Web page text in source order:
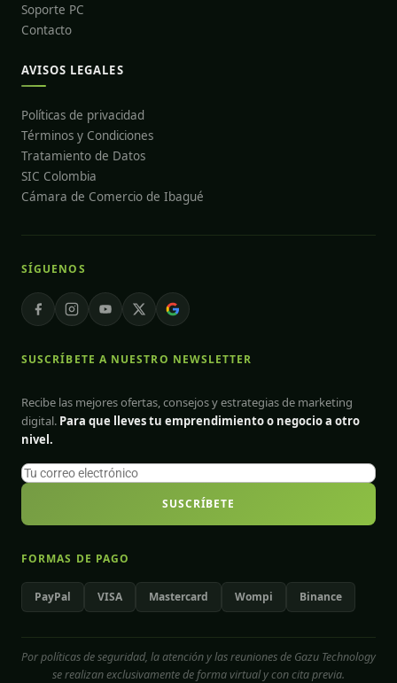
Soporte PC
Contacto
AVISOS LEGALES
Políticas de privacidad
Términos y Condiciones
Tratamiento de Datos
SIC Colombia
Cámara de Comercio de Ibagué
SÍGUENOS
SUSCRÍBETE A NUESTRO NEWSLETTER
Recibe las mejores ofertas, consejos y estrategias de marketing
digital. Para que lleves tu emprendimiento o negocio a otro
nivel.
SUSCRÍBETE
FORMAS DE PAGO
PayPal VISA Mastercard Wompi Binance
Por políticas de seguridad, la atención y las reuniones de Gazu Technology
se realizan exclusivamente de forma virtual y con cita previa.